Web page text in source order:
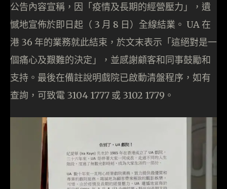
公告內容宣稱，因「疫情及長期的經營壓力」，遺
憾地宣佈於即日起（ 3 月 8 日）全線結業。 UA 在
港 36 年的業務就此結束，於文末表示「這絕對是一
個痛心及艱難的決定」，並感謝顧客和同事鼓勵和
支持。最後在備註說明戲院已啟動清盤程序，如有
查詢，可致電 3104 1777 或 3102 1779。